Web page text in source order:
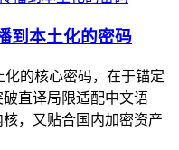
到本土化的密码
化的核心密码，在于锚定
直译局限适配中文语
核，又贴合国内加密资产